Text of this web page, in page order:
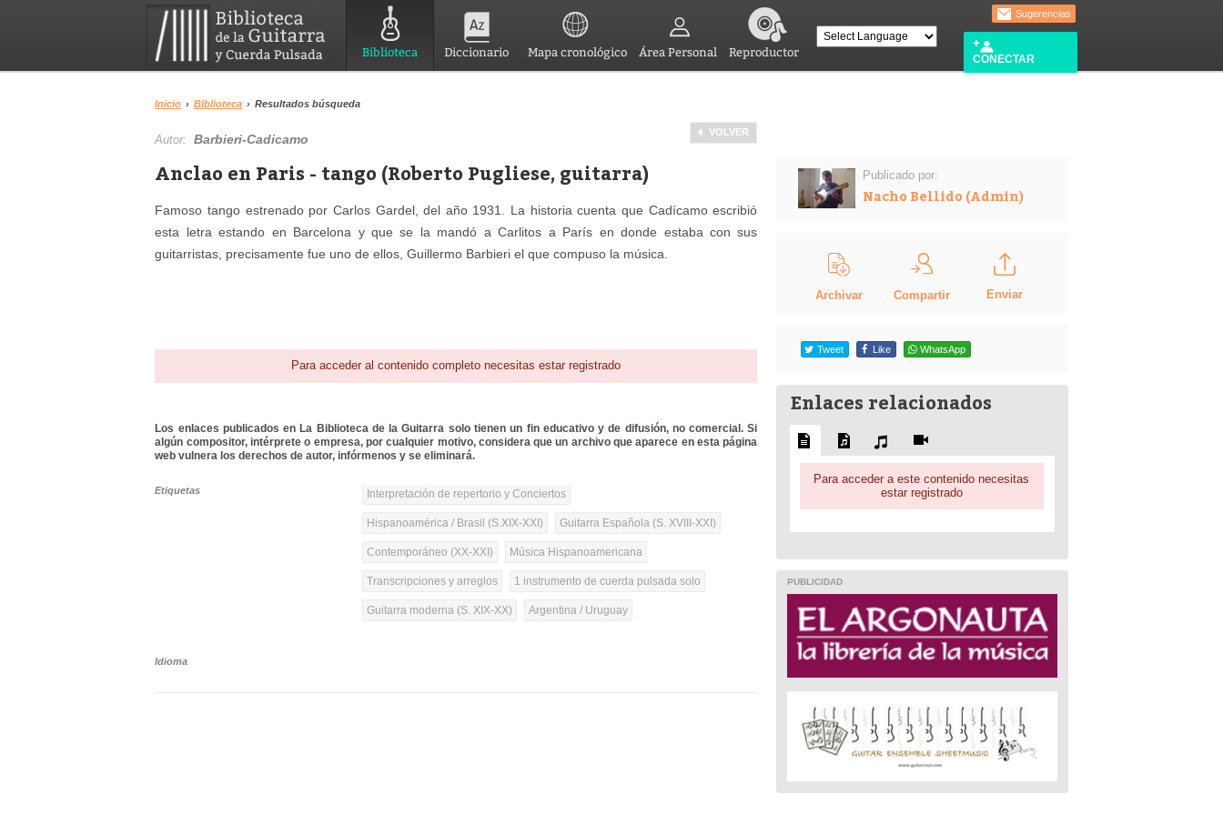
Biblioteca Diccionario Mapa cronológico Área Personal Reproductor
Sugerencias
CONECTAR
Inicio › Biblioteca › Resultados búsqueda
VOLVER
Autor:Barbieri-Cadicamo
Anclao en Paris - tango (Roberto Pugliese, guitarra)
Famoso tango estrenado por Carlos Gardel, del año 1931. La historia cuenta que Cadícamo escribió
esta letra estando en Barcelona y que se la mandó a Carlitos a París en donde estaba con sus
guitarristas, precisamente fue uno de ellos, Guillermo Barbieri el que compuso la música.
Para acceder al contenido completo necesitas estar registrado
Los enlaces publicados en La Biblioteca de la Guitarra solo tienen un fin educativo y de difusión, no comercial. Si
algún compositor, intérprete o empresa, por cualquier motivo, considera que un archivo que aparece en esta página
web vulnera los derechos de autor, infórmenos y se eliminará.
Etiquetas Interpretación de repertorio y Conciertos
Hispanoamérica / Brasil (S.XIX-XXI) Guitarra Española (S. XVIII-XXI)
Contemporáneo (XX-XXI) Música Hispanoamericana
Transcripciones y arreglos 1 instrumento de cuerda pulsada solo
Guitarra moderna (S. XIX-XX) Argentina / Uruguay
Idioma
Publicado por:
Nacho Bellido (Admin)
Archivar Compartir Enviar
Tweet Like WhatsApp
Enlaces relacionados
Para acceder a este contenido necesitas
estar registrado
PUBLICIDAD